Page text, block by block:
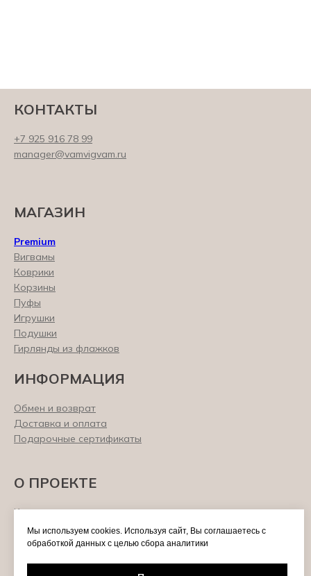
КОНТАКТЫ
+7 925 916 78 99
manager@vamvigvam.ru
МАГАЗИН
Premium
Вигвамы
Коврики
Корзины
Пуфы
Игрушки
Подушки
Гирлянды из флажков
ИНФОРМАЦИЯ
Обмен и возврат
Доставка и оплата
Подарочные сертификаты
О ПРОЕКТЕ
Контакты
Сотрудничество
О нас
Политика конфиденциальности
Мы используем cookies. Используя сайт, Вы соглашаетесь с
обработкой данных с целью сбора аналитики